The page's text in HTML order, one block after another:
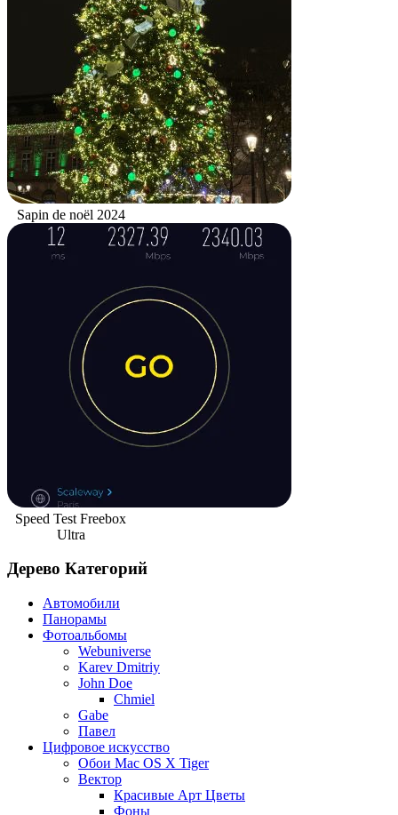
Sapin de noël 2024
Speed Test Freebox
Ultra
Дерево Категорий
Автомобили
Панорамы
Фотоальбомы
Webuniverse
Karev Dmitriy
John Doe
Chmiel
Gabe
Павел
Цифровое искусство
Обои Mac OS X Tiger
Вектор
Красивые Арт Цветы
Фоны